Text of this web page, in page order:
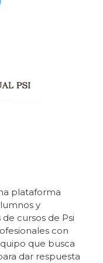
plataforma
y
cursos de Psi
con
que busca
dar respuesta